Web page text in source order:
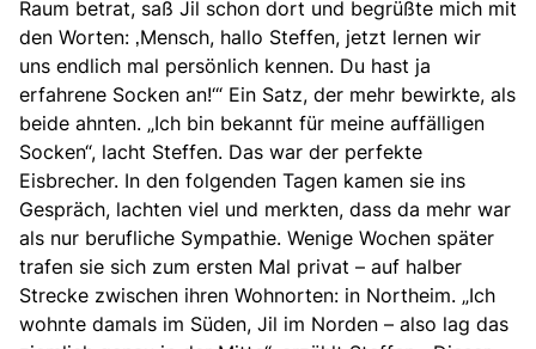
Raum betrat, saß Jil schon dort und begrüßte mich mit
den Worten: ‚Mensch, hallo Steffen, jetzt lernen wir
uns endlich mal persönlich kennen. Du hast ja
erfahrene Socken an!‘“ Ein Satz, der mehr bewirkte, als
beide ahnten. „Ich bin bekannt für meine auffälligen
Socken“, lacht Steffen. Das war der perfekte
Eisbrecher. In den folgenden Tagen kamen sie ins
Gespräch, lachten viel und merkten, dass da mehr war
als nur berufliche Sympathie. Wenige Wochen später
trafen sie sich zum ersten Mal privat – auf halber
Strecke zwischen ihren Wohnorten: in Northeim. „Ich
wohnte damals im Süden, Jil im Norden – also lag das